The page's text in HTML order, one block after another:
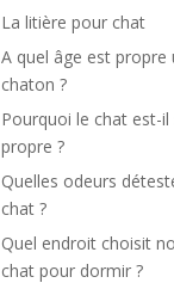
La litière pour chat
A quel âge est propre
chaton ?
Pourquoi le chat est-il
propre ?
Quelles odeurs
chat ?
Quel endroit choisit
chat pour dormir ?